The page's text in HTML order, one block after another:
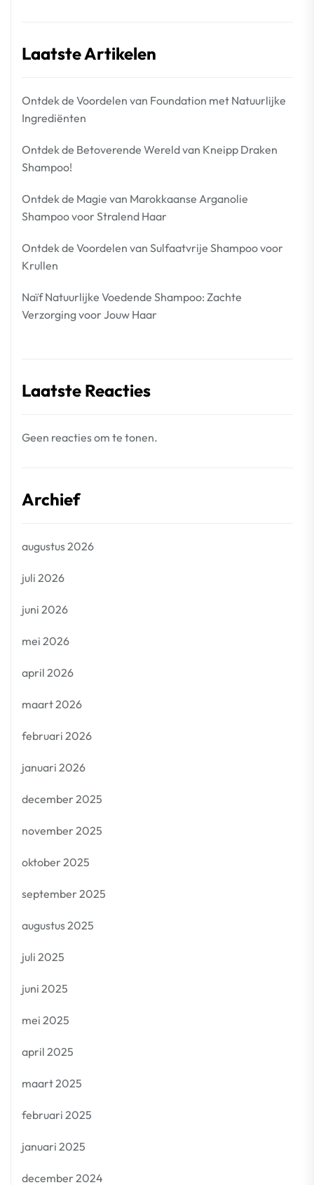
Laatste Artikelen
Ontdek de Voordelen van Foundation met Natuurlijke
Ingrediënten
Ontdek de Betoverende Wereld van Kneipp Draken
Shampoo!
Ontdek de Magie van Marokkaanse Arganolie
Shampoo voor Stralend Haar
Ontdek de Voordelen van Sulfaatvrije Shampoo voor
Krullen
Naïf Natuurlijke Voedende Shampoo: Zachte
Verzorging voor Jouw Haar
Laatste Reacties
Geen reacties om te tonen.
Archief
augustus 2026
juli 2026
juni 2026
mei 2026
april 2026
maart 2026
februari 2026
januari 2026
december 2025
november 2025
oktober 2025
september 2025
augustus 2025
juli 2025
juni 2025
mei 2025
april 2025
maart 2025
februari 2025
januari 2025
december 2024